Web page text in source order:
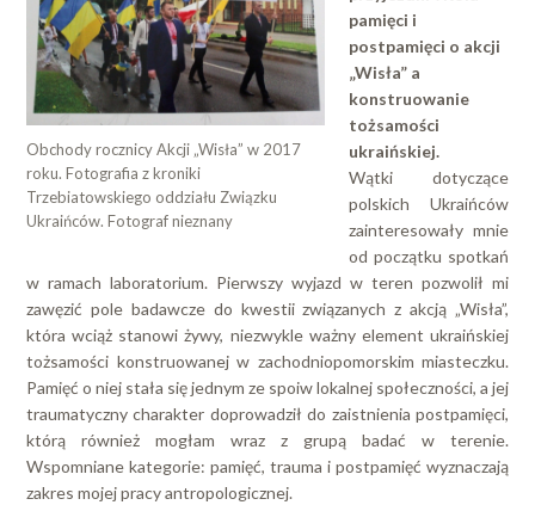
Obchody rocznicy Akcji „Wisła” w 2017
roku. Fotografia z kroniki
Trzebiatowskiego oddziału Związku
Ukraińców. Fotograf nieznany
pamięci i
postpamięci o akcji
„Wisła” a
konstruowanie
tożsamości
ukraińskiej.
Wątki dotyczące
polskich Ukraińców
zainteresowały mnie
od początku spotkań
w ramach laboratorium. Pierwszy wyjazd w teren pozwolił mi
zawęzić pole badawcze do kwestii związanych z akcją „Wisła”,
która wciąż stanowi żywy, niezwykle ważny element ukraińskiej
tożsamości konstruowanej w zachodniopomorskim miasteczku.
Pamięć o niej stała się jednym ze spoiw lokalnej społeczności, a jej
traumatyczny charakter doprowadził do zaistnienia postpamięci,
którą również mogłam wraz z grupą badać w terenie.
Wspomniane kategorie: pamięć, trauma i postpamięć wyznaczają
zakres mojej pracy antropologicznej.